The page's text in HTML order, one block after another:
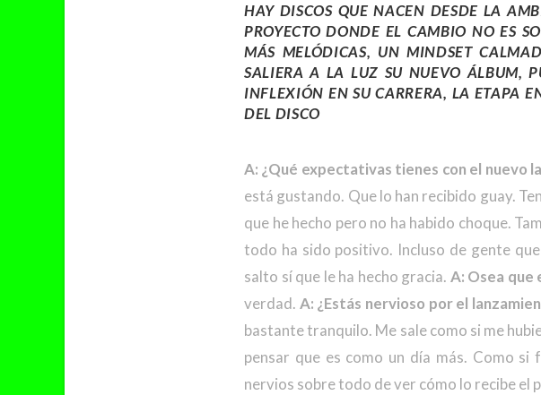
HAY DISCOS QUE NACEN DESDE LA
PROYECTO DONDE EL CAMBIO NO ES
MÁS MELÓDICAS, UN MINDSET
SALIERA A LA LUZ SU NUEVO ÁLBUM,
INFLEXIÓN EN SU CARRERA, LA ETAPA
DEL DISCO
A: ¿Qué expectativas tienes con el nuevo
está gustando. Que lo han recibido guay.
que he hecho pero no ha habido choque.
todo ha sido positivo. Incluso de gente
salto sí que le ha hecho gracia. A: Osea que
verdad. A: ¿Estás nervioso por el
bastante tranquilo. Me sale como si me
pensar que es como un día más. Como si
nervios sobre todo de ver cómo lo recibe el